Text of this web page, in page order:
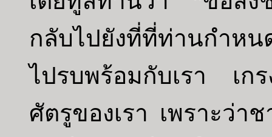
กลับไปยังที่ที่ท่านกำหน
ไปรบพร้อมกับเรา เก
ศัตรูของเรา เพราะว่า